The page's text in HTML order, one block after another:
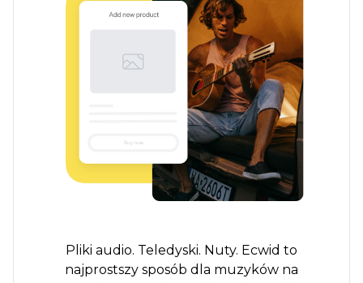
Pliki audio. Teledyski. Nuty. Ecwid to
najprostszy sposób dla muzyków na